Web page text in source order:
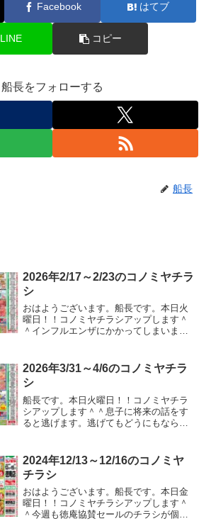
Facebook はてブ
LINE コピー
船長をフォローする
船長
2026年2/17～2/23のコノミヤチラ
シ
おはようございます。船長です。本日火
曜日！！コノミヤチラシアップします＾
＾インフルエンザにかかってしまいまし
は37度、翌日には３８度を超えてきまし
たよ。で、水曜は祝日だ...
2026年3/31～4/6のコノミヤチラ
シ
船長です。本日火曜日！！コノミヤチラ
シアップします＾＾息子に将来の話をす
ると逃げます。逃げてもどうにもならな
が、本人は放課後デイはゲームができな
い損な場所だと認定してい...
2024年12/13～12/16のコノミヤ
チラシ
おはようございます。船長です。本日金
曜日！！コノミヤチラシアップします＾
＾今週も徳庵協賛セールのチラシが個別